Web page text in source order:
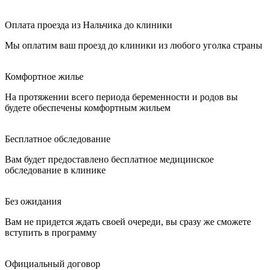
Оплата проезда из Нальчика до клиники
Мы оплатим ваш проезд до клиники из любого уголка страны
Комфортное жилье
На протяжении всего периода беременности и родов вы
будете обеспечены комфортным жильем
Бесплатное обследование
Вам будет предоставлено бесплатное медицинское
обследование в клинике
Без ожидания
Вам не придется ждать своей очереди, вы сразу же сможете
вступить в программу
Официальный договор